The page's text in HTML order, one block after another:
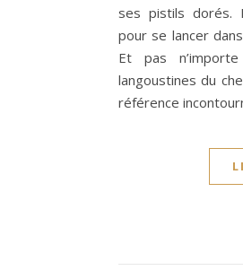
ses pistils dorés.
pour se lancer
Et pas
langoustines du
référence